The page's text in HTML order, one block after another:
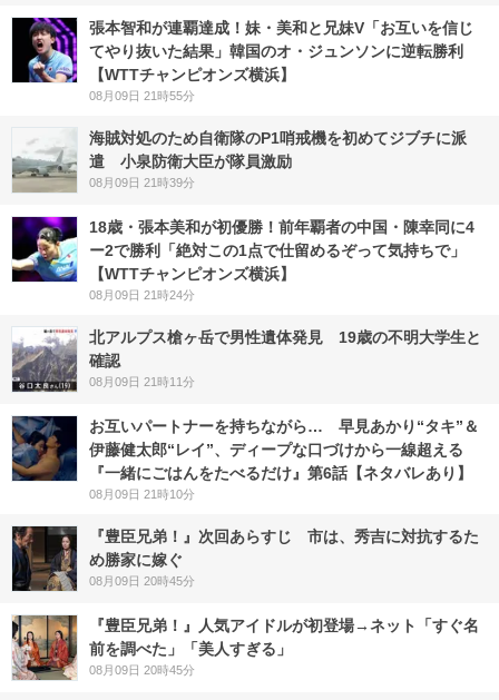
張本智和が連覇達成！妹・美和と兄妹V「お互いを信じ
てやり抜いた結果」韓国のオ・ジュンソンに逆転勝利
【WTTチャンピオンズ横浜】
08月09日 21時55分
海賊対処のため自衛隊のP1哨戒機を初めてジブチに派
遣 小泉防衛大臣が隊員激励
08月09日 21時39分
18歳・張本美和が初優勝！前年覇者の中国・陳幸同に4
ー2で勝利「絶対この1点で仕留めるぞって気持ちで」
【WTTチャンピオンズ横浜】
08月09日 21時24分
北アルプス槍ヶ岳で男性遺体発見 19歳の不明大学生と
確認
08月09日 21時11分
お互いパートナーを持ちながら… 早見あかり“タキ”＆
伊藤健太郎“レイ”、ディープな口づけから一線超える
『一緒にごはんをたべるだけ』第6話【ネタバレあり】
08月09日 21時10分
『豊臣兄弟！』次回あらすじ 市は、秀吉に対抗するた
め勝家に嫁ぐ
08月09日 20時45分
『豊臣兄弟！』人気アイドルが初登場→ネット「すぐ名
前を調べた」「美人すぎる」
08月09日 20時45分